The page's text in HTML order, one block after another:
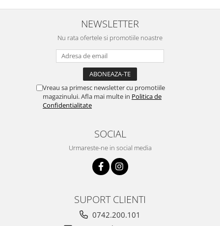
NEWSLETTER
Nu rata ofertele si promotiile noastre
Vreau sa primesc newsletter cu promotiile
magazinului. Afla mai multe in Politica de
Confidentialitate
SOCIAL
Urmareste-ne in social media
SUPORT CLIENTI
0742.200.101